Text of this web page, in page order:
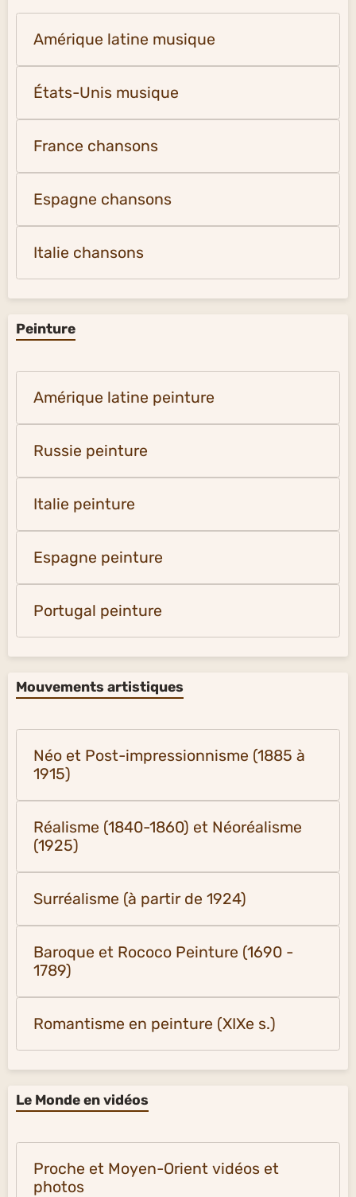
Amérique latine musique
États-Unis musique
France chansons
Espagne chansons
Italie chansons
Peinture
Amérique latine peinture
Russie peinture
Italie peinture
Espagne peinture
Portugal peinture
Mouvements artistiques
Néo et Post-impressionnisme (1885 à
1915)
Réalisme (1840-1860) et Néoréalisme
(1925)
Surréalisme (à partir de 1924)
Baroque et Rococo Peinture (1690 -
1789)
Romantisme en peinture (XIXe s.)
Le Monde en vidéos
Proche et Moyen-Orient vidéos et
photos